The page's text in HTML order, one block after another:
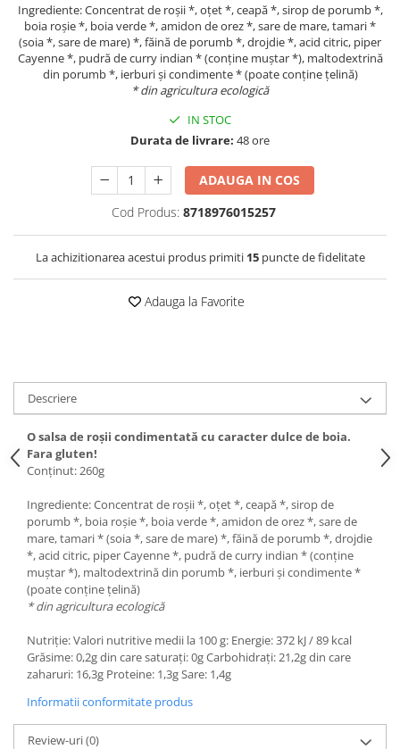
Ingrediente: Concentrat de roșii *, oțet *, ceapă *, sirop de porumb *,
boia roșie *, boia verde *, amidon de orez *, sare de mare, tamari *
(soia *, sare de mare) *, făină de porumb *, drojdie *, acid citric, piper
Cayenne *, pudră de curry indian * (conține muștar *), maltodextrină
din porumb *, ierburi și condimente * (poate conține țelină)
* din agricultura ecologică
IN STOC
Durata de livrare: 48 ore
ADAUGA IN COS
Cod Produs: 8718976015257
La achizitionarea acestui produs primiti 15puncte de fidelitate
Adauga la Favorite
Descriere
O salsa de roșii condimentată cu caracter dulce de boia.
Fara gluten!
Conținut: 260g
Ingrediente: Concentrat de roșii *, oțet *, ceapă *, sirop de
porumb *, boia roșie *, boia verde *, amidon de orez *, sare de
mare, tamari * (soia *, sare de mare) *, făină de porumb *, drojdie
*, acid citric, piper Cayenne *, pudră de curry indian * (conține
muștar *), maltodextrină din porumb *, ierburi și condimente *
(poate conține țelină)
* din agricultura ecologică
Nutriție: Valori nutritive medii la 100 g: Energie: 372 kJ / 89 kcal
Grăsime: 0,2g din care saturați: 0g Carbohidrați: 21,2g din care
zaharuri: 16,3g Proteine: 1,3g Sare: 1,4g
Informatii conformitate produs
Review-uri(0)